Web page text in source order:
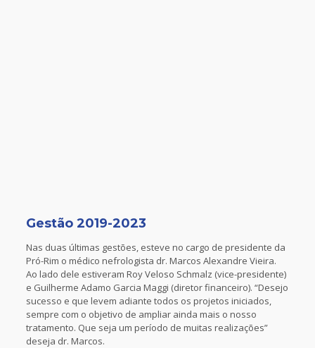
Gestão 2019-2023
Nas duas últimas gestões, esteve no cargo de presidente da
Pró-Rim o médico nefrologista dr. Marcos Alexandre Vieira.
Ao lado dele estiveram Roy Veloso Schmalz (vice-presidente)
e Guilherme Adamo Garcia Maggi (diretor financeiro). “Desejo
sucesso e que levem adiante todos os projetos iniciados,
sempre com o objetivo de ampliar ainda mais o nosso
tratamento. Que seja um período de muitas realizações”
deseja dr. Marcos.